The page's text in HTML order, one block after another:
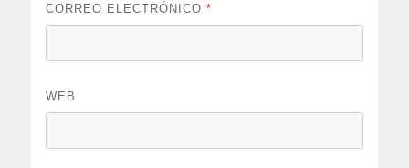
CORREO ELECTRÓNICO*
WEB